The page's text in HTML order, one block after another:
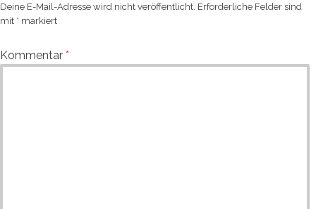
Deine E-Mail-Adresse wird nicht veröffentlicht. Erforderliche Felder sind
mit * markiert
Kommentar *